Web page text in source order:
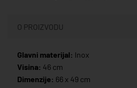
O PROIZVODU
Glavni materijal: Inox
Visina: 46 cm
Dimenzije: 66 x 49 cm